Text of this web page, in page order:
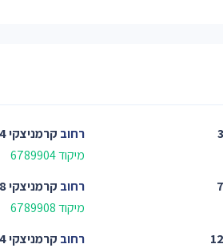
רחוב קרמניצקי 4
מיקוד 6789904
רחוב קרמניצקי 8
מיקוד 6789908
רחוב קרמניצקי 14